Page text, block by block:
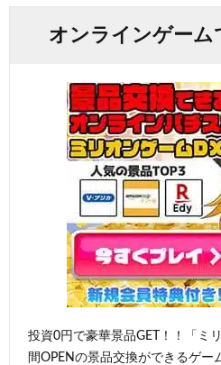
オンラインゲーム
投資0円で豪華景品GET！！「ミ
間OPENの景品交換ができるゲー